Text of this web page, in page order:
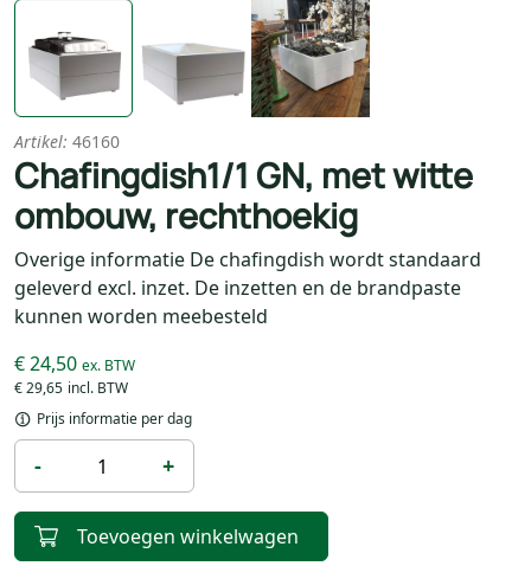
Artikel: 46160
Chafingdish1/1 GN, met witte
ombouw, rechthoekig
Overige informatie De chafingdish wordt standaard
geleverd excl. inzet. De inzetten en de brandpaste
kunnen worden meebesteld
€ 29,65
€ 24,50
Prijs informatie per dag
- +
Toevoegen winkelwagen